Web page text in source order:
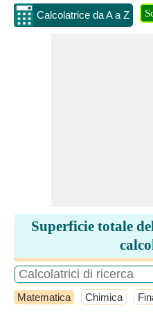
Calcolatrice da A a Z
Superficie totale
Matematica Chimica